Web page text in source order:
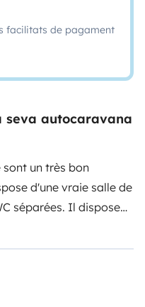
facilitats de pagament
seva autocaravana
un très bon
d'une vraie salle de
séparées. Il dispose
nuit et la cuisine-
la cuisine. La cuisine
et passager